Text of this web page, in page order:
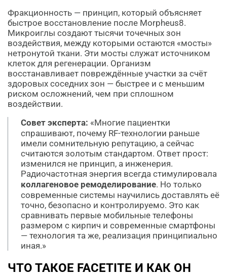
Фракционность — принцип, который объясняет
быстрое восстановление после Morpheus8.
Микроиглы создают тысячи точечных зон
воздействия, между которыми остаются «мосты»
нетронутой ткани. Эти мосты служат источником
клеток для регенерации. Организм
восстанавливает повреждённые участки за счёт
здоровых соседних зон — быстрее и с меньшим
риском осложнений, чем при сплошном
воздействии.
Совет эксперта: «Многие пациентки
спрашивают, почему RF-технологии раньше
имели сомнительную репутацию, а сейчас
считаются золотым стандартом. Ответ прост:
изменился не принцип, а инженерия.
Радиочастотная энергия всегда стимулировала
коллагеновое ремоделирование. Но только
современные системы научились доставлять её
точно, безопасно и контролируемо. Это как
сравнивать первые мобильные телефоны
размером с кирпич и современные смартфоны
— технология та же, реализация принципиально
иная.»
ЧТО ТАКОЕ FACETITE И КАК ОН